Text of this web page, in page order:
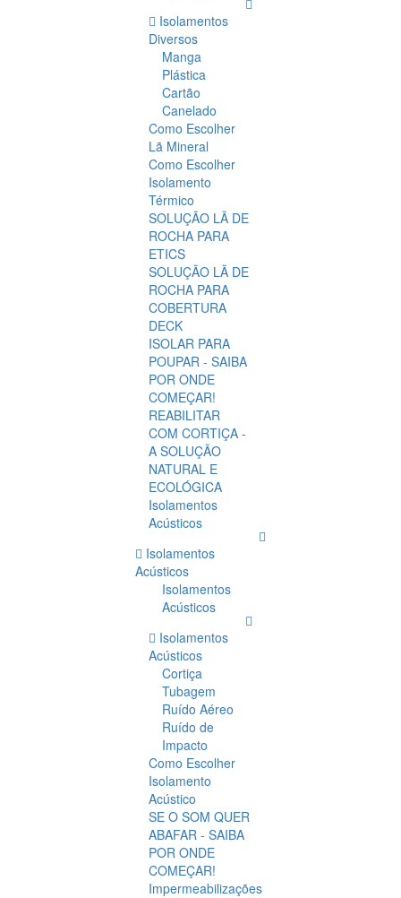
Isolamentos
Diversos
Manga
Plástica
Cartão
Canelado
Como Escolher
Lã Mineral
Como Escolher
Isolamento
Térmico
SOLUÇÃO LÃ DE
ROCHA PARA
ETICS
SOLUÇÃO LÃ DE
ROCHA PARA
COBERTURA
DECK
ISOLAR PARA
POUPAR - SAIBA
POR ONDE
COMEÇAR!
REABILITAR
COM CORTIÇA -
A SOLUÇÃO
NATURAL E
ECOLÓGICA
Isolamentos
Acústicos
Isolamentos
Acústicos
Isolamentos
Acústicos
Isolamentos
Acústicos
Cortiça
Tubagem
Ruído Aéreo
Ruído de
Impacto
Como Escolher
Isolamento
Acústico
SE O SOM QUER
ABAFAR - SAIBA
POR ONDE
COMEÇAR!
Impermeabilizações